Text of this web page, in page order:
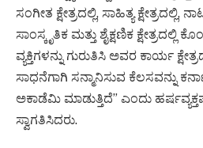
ಸಂಗೀತ ಕ್ಷೇತ್ರದಲ್ಲಿ, ಸಾಹಿತ್ಯ ಕ್ಷೇತ್ರದಲ್ಲಿ,
ಸಾಂಸ್ಕೃತಿಕ ಮತ್ತು ಶೈಕ್ಷಣಿಕ
ವ್ಯಕ್ತಿಗಳನ್ನು ಗುರುತಿಸಿ ಅವರ ಕಾರ್ಯ
ಸಾಧನೆಗಾಗಿ ಸನ್ಮಾನಿಸುವ ಕೆಲಸವನ್ನು
ಅಕಾಡೆಮಿ ಮಾಡುತ್ತಿದೆ” ಎಂದು
ಸ್ವಾಗತಿಸಿದರು.